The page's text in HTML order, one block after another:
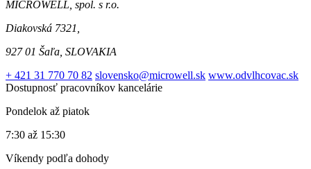
MICROWELL, spol. s r.o.
Diakovská 7321,
927 01 Šaľa, SLOVAKIA
+ 421 31 770 70 82 slovensko@microwell.sk www.odvlhcovac.sk
Dostupnosť pracovníkov kancelárie
Pondelok až piatok
7:30 až 15:30
Víkendy podľa dohody